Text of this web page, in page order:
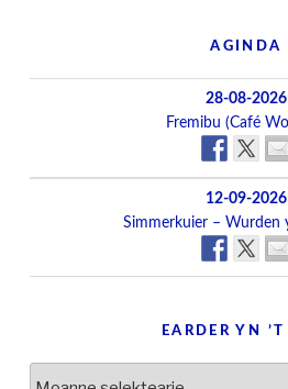
AGINDA
28-08-2026
Fremibu (Café
12-09-2026
Simmerkuier – Wurden
EARDER YN